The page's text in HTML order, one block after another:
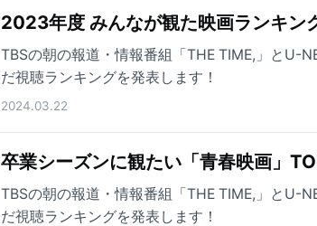
2023年度 みんなが観た映画ランキン
TBSの朝の報道・情報番組「THE TIME,」とU-
だ視聴ランキングを発表します！
2024.03.22
卒業シーズンに観たい「青春映画」
TBSの朝の報道・情報番組「THE TIME,」とU-
だ視聴ランキングを発表します！